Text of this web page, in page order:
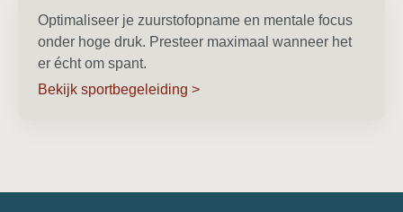
Optimaliseer je zuurstofopname en mentale focus
onder hoge druk. Presteer maximaal wanneer het
er écht om spant.
Bekijk sportbegeleiding >